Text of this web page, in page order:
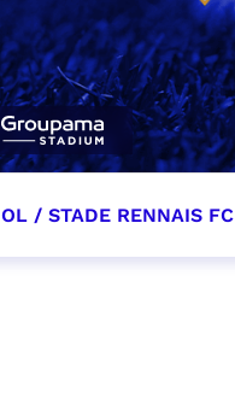
OL / STADE RENNAIS FC